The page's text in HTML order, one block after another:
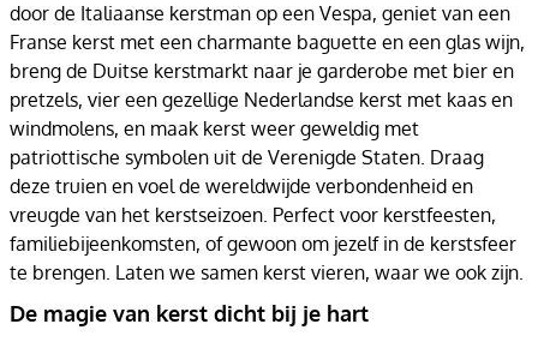
door de Italiaanse kerstman op een Vespa, geniet van een
Franse kerst met een charmante baguette en een glas wijn,
breng de Duitse kerstmarkt naar je garderobe met bier en
pretzels, vier een gezellige Nederlandse kerst met kaas en
windmolens, en maak kerst weer geweldig met
patriottische symbolen uit de Verenigde Staten. Draag
deze truien en voel de wereldwijde verbondenheid en
vreugde van het kerstseizoen. Perfect voor kerstfeesten,
familiebijeenkomsten, of gewoon om jezelf in de kerstsfeer
te brengen. Laten we samen kerst vieren, waar we ook zijn.
De magie van kerst dicht bij je hart